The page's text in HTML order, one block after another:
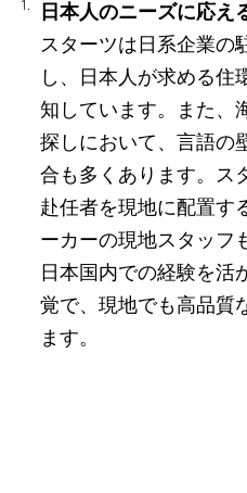
日本人のニーズに応え
スターツは日系企業の
し、日本人が求める住
知しています。また、
探しにおいて、言語の
合も多くあります。ス
赴任者を現地に配置す
ーカーの現地スタッフ
日本国内での経験を活
覚で、現地でも高品質
ます。